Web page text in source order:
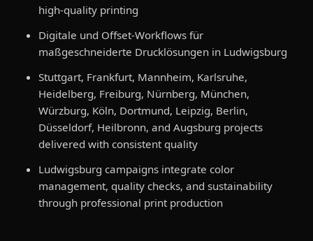
high-quality printing
Digitale und Offset-Workflows für
maßgeschneiderte Drucklösungen in Ludwigsburg
Stuttgart, Frankfurt, Mannheim, Karlsruhe,
Heidelberg, Freiburg, Nürnberg, München,
Würzburg, Köln, Dortmund, Leipzig, Berlin,
Düsseldorf, Heilbronn, and Augsburg projects
delivered with consistent quality
Ludwigsburg campaigns integrate color
management, quality checks, and sustainability
through professional print production